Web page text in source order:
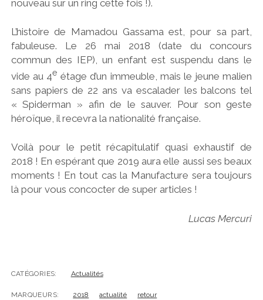
nouveau sur un ring cette fois !).
L’histoire de Mamadou Gassama est, pour sa part,
fabuleuse. Le 26 mai 2018 (date du concours
commun des IEP), un enfant est suspendu dans le
vide au 4e étage d’un immeuble, mais le jeune malien
sans papiers de 22 ans va escalader les balcons tel
« Spiderman » afin de le sauver. Pour son geste
héroïque, il recevra la nationalité française.
Voilà pour le petit récapitulatif quasi exhaustif de
2018 ! En espérant que 2019 aura elle aussi ses beaux
moments ! En tout cas la Manufacture sera toujours
là pour vous concocter de super articles !
Lucas Mercuri
CATÉGORIES: Actualités
MARQUEURS: 2018 actualité retour